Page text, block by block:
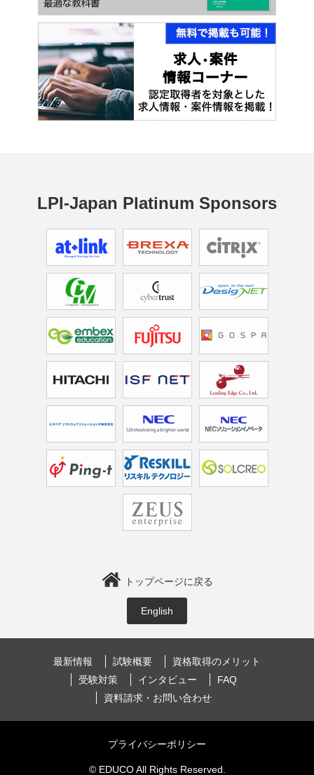
LPI-Japan Platinum Sponsors
トップページに戻る
English
最新情報 試験概要
資格取得のメリット
受験対策
インタビュー
FAQ
資料請求・お問い合わせ
プライバシーポリシー
© EDUCO All Rights Reserved.